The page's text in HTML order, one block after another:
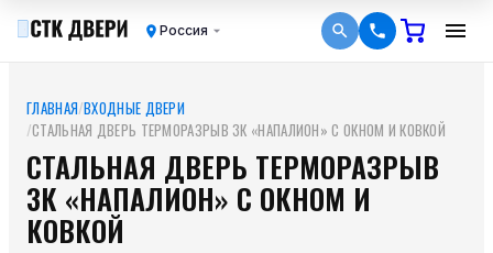
Россия
ГЛАВНАЯ/ВХОДНЫЕ ДВЕРИ
/СТАЛЬНАЯ ДВЕРЬ ТЕРМОРАЗРЫВ 3К «НАПАЛИОН» С ОКНОМ И КОВКОЙ
СТАЛЬНАЯ ДВЕРЬ ТЕРМОРАЗРЫВ
3К «НАПАЛИОН» С ОКНОМ И
КОВКОЙ